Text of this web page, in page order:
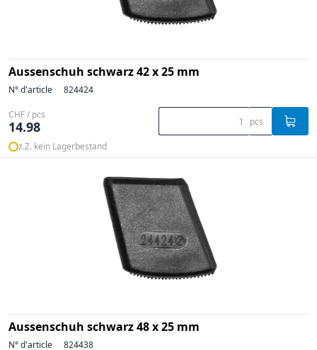
Aussenschuh schwarz 42 x 25 mm
N° d'article 824424
CHF / pcs
14.98 pcs
z.Z. kein Lagerbestand
Aussenschuh schwarz 48 x 25 mm
N° d'article 824438